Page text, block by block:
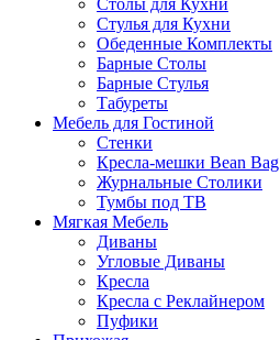
Стулья для Кухни
Обеденные Комплекты
Барные Столы
Барные Стулья
Табуреты
Мебель для Гостиной
Стенки
Кресла-мешки Bean Bag
Журнальные Столики
Тумбы под ТВ
Мягкая Мебель
Диваны
Угловые Диваны
Кресла
Кресла с Реклайнером
Пуфики